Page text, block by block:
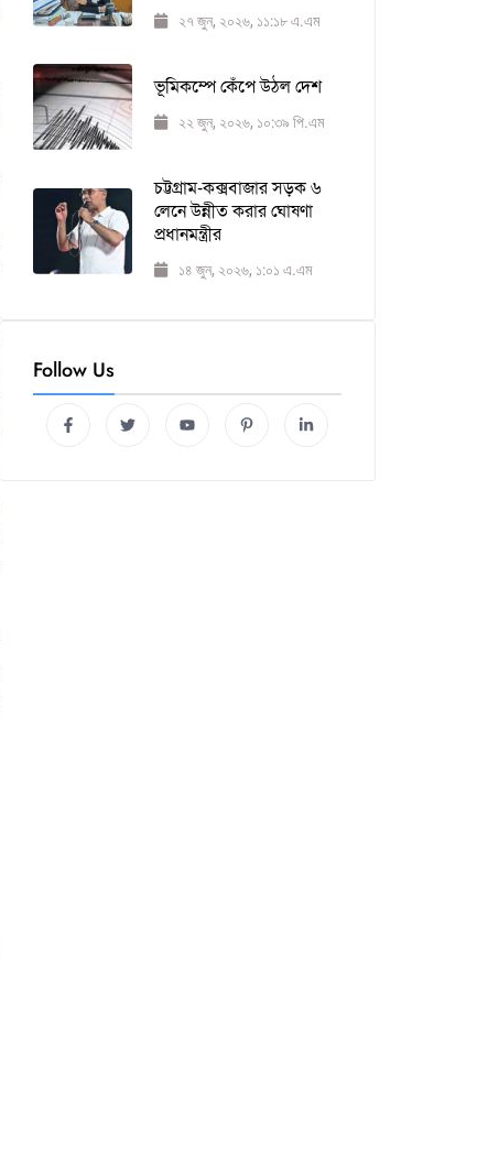
২৭ জুন, ২০২৬, ১১:১৮ এ.এম
ভূমিকম্পে কেঁপে উঠল দেশ
২২ জুন, ২০২৬, ১০:৩৯ পি.এম
চট্টগ্রাম-কক্সবাজার সড়ক ৬
লেনে উন্নীত করার ঘোষণা
প্রধানমন্ত্রীর
১৪ জুন, ২০২৬, ১:০১ এ.এম
Follow Us